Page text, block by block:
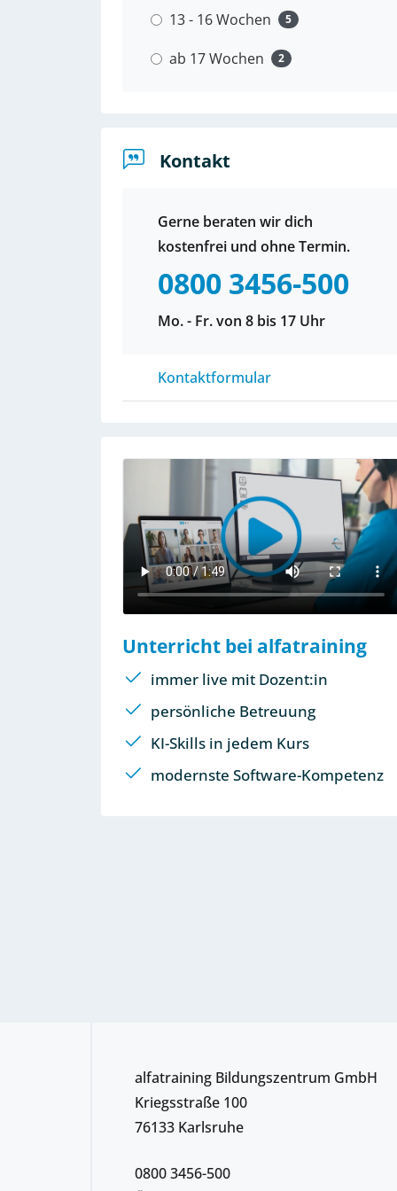
5
13 - 16 Wochen
2
ab 17 Wochen
Kontakt
Gerne beraten wir dich
kostenfrei und ohne Termin.
0800 3456-500
Mo. - Fr. von 8 bis 17 Uhr
Kontaktformular
Unterricht bei alfatraining
immer live mit Dozent:in
persönliche Betreuung
KI-Skills in jedem Kurs
modernste Software-Kompetenz
alfatraining Bildungszentrum GmbH
Kriegsstraße 100
76133 Karlsruhe
0800 3456-500